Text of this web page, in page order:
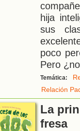
hija
sus
poco
Pero
Temática:
Relación
La
fresa